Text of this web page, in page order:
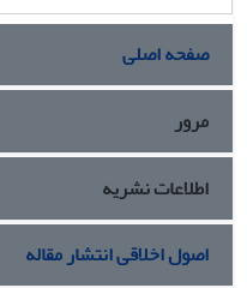
صفحه اصلی
مرور
اطلاعات نشریه
اصول اخلاقی انتشار مقاله